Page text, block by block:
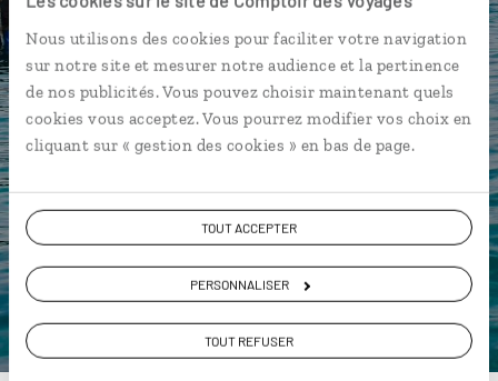
Nous utilisons des cookies pour faciliter votre navigation
sur notre site et mesurer notre audience et la pertinence
de nos publicités. Vous pouvez choisir maintenant quels
cookies vous acceptez. Vous pourrez modifier vos choix en
cliquant sur « gestion des cookies » en bas de page.
TOUT ACCEPTER
PERSONNALISER
TOUT REFUSER
près de vos envies et de la réalité du pays.
Échangez en face à face ou depuis nos studios
connectés en agence, mais aussi par email ou
téléphone.
Vous gardez le même interlocuteur avant,
pendant et après votre voyage.
DEMANDER UN DEVIS
Construisez votre voyage avec un spécialiste Grèce